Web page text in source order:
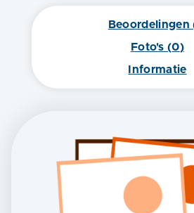
Beoordelingen
Foto's (0)
Informatie